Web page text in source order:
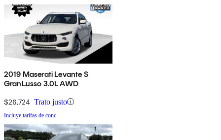
2019 Maserati Levante S
GranLusso 3.0L AWD
$26,724 Trato justo
Incluye tarifas de conc.